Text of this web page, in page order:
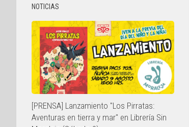
NOTICIAS
[PRENSA] Lanzamiento "Los Pirratas:
Aventuras en tierra y mar" en Librería Sin